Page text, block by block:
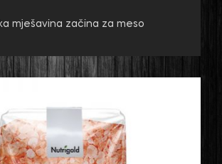
mješavina začina za meso